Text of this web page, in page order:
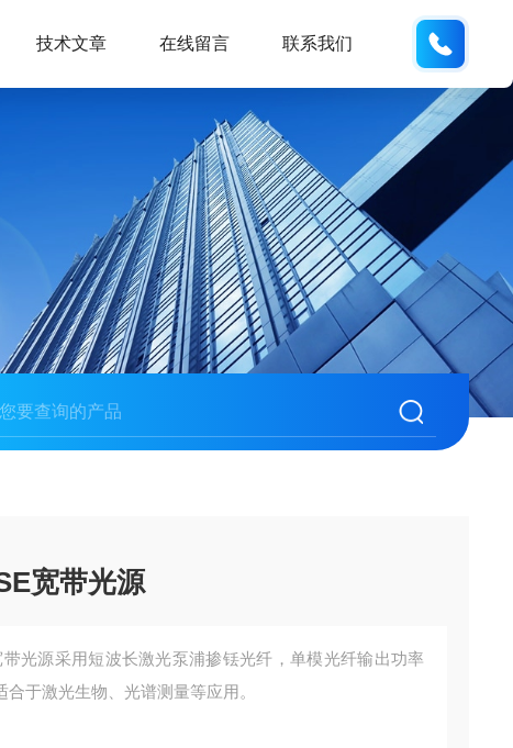
技术文章 在线留言 联系我们
宽带光源
带光源采用短波长激光泵浦掺铥光纤，单模光纤输出功率
于激光生物、光谱测量等应用。